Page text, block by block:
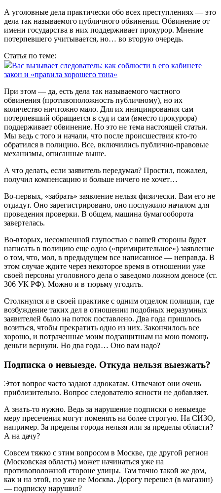
А уголовные дела практически обо всех преступлениях — это
дела так называемого публичного обвинения. Обвинение от
имени государства в них поддерживает прокурор. Мнение
потерпевшего учитывается, но… во вторую очередь.
Статья по теме:
Вас вызывает следователь: как соблюсти в его кабинете
закон и «правила хорошего тона»
При этом — да, есть дела так называемого частного
обвинения (противоположность публичному), но их
количество ничтожно мало. Для их инициирования сам
потерпевший обращается в суд и сам (вместо прокурора)
поддерживает обвинение. Но это не тема настоящей статьи.
Мы ведь с того и начали, что после происшествия кто‑то
обратился в полицию. Все, включились публично-правовые
механизмы, описанные выше.
А что делать, если заявитель передумал? Простил, пожалел,
получил компенсацию и больше ничего не хочет…
Во-первых, «забрать» заявление нельзя физически. Вам его не
отдадут. Оно зарегистрировано, оно послужило началом для
проведения проверки. В общем, машина бумагооборота
завертелась.
Во-вторых, несомненной глупостью с вашей стороны будет
написать в полицию еще одно («примирительное») заявление
о том, что, мол, в предыдущем все написанное — неправда. В
этом случае ждите через некоторое время в отношении уже
своей персоны уголовного дела о заведомо ложном доносе (ст.
306 УК РФ). Можно и в тюрьму угодить.
Столкнулся я в своей практике с одним отделом полиции, где
возбуждение таких дел в отношении подобных неразумных
заявителей было на поток поставлено. Два года пришлось
возиться, чтобы прекратить одно из них. Закончилось все
хорошо, и потраченные моим подзащитным на мою помощь
деньги вернули. Но два года… Оно вам надо?
Подписка о невыезде. Откуда нельзя выезжать?
Этот вопрос часто задают адвокатам. Отвечают они очень
приблизительно. Вопрос следователю ясности не добавляет.
А знать‑то нужно. Ведь за нарушение подписки о невыезде
меру пресечения могут поменять на более строгую. На СИЗО,
например. За пределы города нельзя или за пределы области?
А на дачу?
Совсем тяжко с этим вопросом в Москве, где другой регион
(Мос­ковская область) может начинаться уже на
противоположной стороне улицы. Там точно такой же дом,
как и на этой, но уже не Москва. Дорогу перешел (в магазин)
— подписку нарушил?